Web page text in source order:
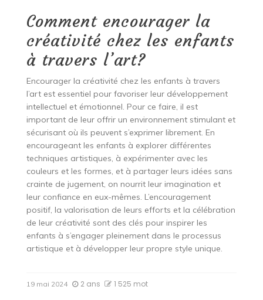
Comment encourager la
créativité chez les enfants
à travers l’art?
Encourager la créativité chez les enfants à travers
l’art est essentiel pour favoriser leur développement
intellectuel et émotionnel. Pour ce faire, il est
important de leur offrir un environnement stimulant et
sécurisant où ils peuvent s’exprimer librement. En
encourageant les enfants à explorer différentes
techniques artistiques, à expérimenter avec les
couleurs et les formes, et à partager leurs idées sans
crainte de jugement, on nourrit leur imagination et
leur confiance en eux-mêmes. L’encouragement
positif, la valorisation de leurs efforts et la célébration
de leur créativité sont des clés pour inspirer les
enfants à s’engager pleinement dans le processus
artistique et à développer leur propre style unique.
19 mai 2024 2 ans 1 525 mot